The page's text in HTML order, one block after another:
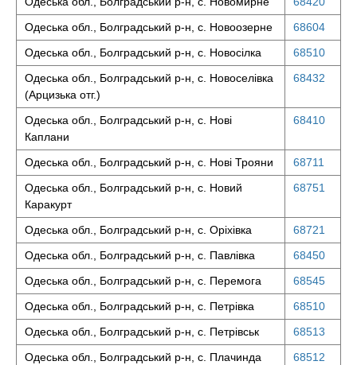
Одеська обл., Болградський р-н, с. Новоозерне
68604
Одеська обл., Болградський р-н, с. Новосілка
68510
Одеська обл., Болградський р-н, с. Новоселівка
(Арцизька отг.)
68432
Одеська обл., Болградський р-н, с. Нові
Каплани
68410
Одеська обл., Болградський р-н, с. Нові Трояни
68711
Одеська обл., Болградський р-н, с. Новий
Каракурт
68751
Одеська обл., Болградський р-н, с. Оріхівка
68721
Одеська обл., Болградський р-н, с. Павлівка
68450
Одеська обл., Болградський р-н, с. Перемога
68545
Одеська обл., Болградський р-н, с. Петрівка
68510
Одеська обл., Болградський р-н, с. Петрівськ
68513
Одеська обл., Болградський р-н, с. Плачинда
68512